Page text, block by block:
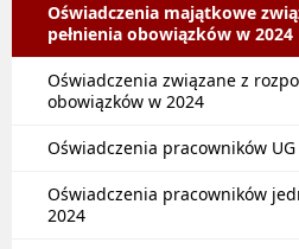
Oświadczenia majątkowe
pełnienia obowiązków w 2024
Oświadczenia związane z
obowiązków w 2024
Oświadczenia pracowników UG
Oświadczenia pracowników
2024